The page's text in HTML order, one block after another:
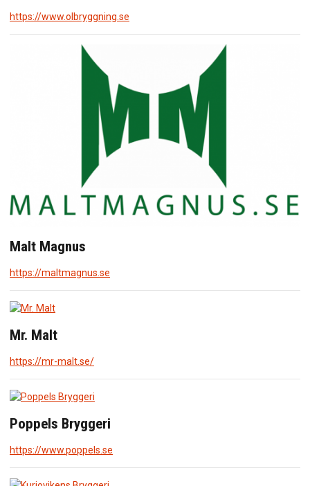
https://www.olbryggning.se
Malt Magnus
https://maltmagnus.se
Mr. Malt
https://mr-malt.se/
Poppels Bryggeri
https://www.poppels.se